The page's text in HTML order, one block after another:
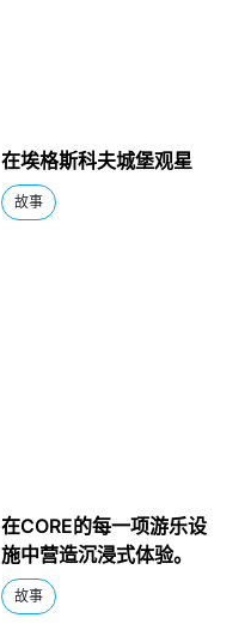
在埃格斯科夫城堡观星
故事
在CORE的每一项游乐设
施中营造沉浸式体验。
故事